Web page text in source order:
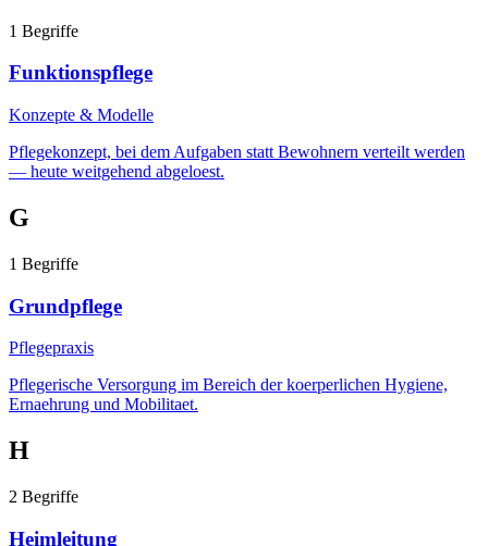
1 Begriffe
Funktionspflege
Konzepte & Modelle
Pflegekonzept, bei dem Aufgaben statt Bewohnern verteilt werden
— heute weitgehend abgeloest.
G
1 Begriffe
Grundpflege
Pflegepraxis
Pflegerische Versorgung im Bereich der koerperlichen Hygiene,
Ernaehrung und Mobilitaet.
H
2 Begriffe
Heimleitung